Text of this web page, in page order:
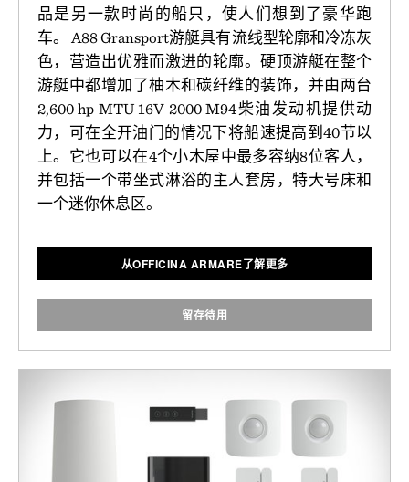
品是另一款时尚的船只，使人们想到了豪华跑
车。 A88 Gransport游艇具有流线型轮廓和冷冻灰
色，营造出优雅而激进的轮廓。硬顶游艇在整个
游艇中都增加了柚木和碳纤维的装饰，并由两台
2,600 hp MTU 16V 2000 M94柴油发动机提供动
力，可在全开油门的情况下将船速提高到40节以
上。它也可以在4个小木屋中最多容纳8位客人，
并包括一个带坐式淋浴的主人套房，特大号床和
一个迷你休息区。
从OFFICINA ARMARE了解更多
留存待用